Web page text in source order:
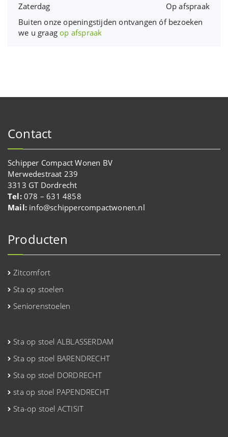
Zaterdag
Op afspraak
Buiten onze openingstijden ontvangen óf bezoeken
we u graagop afspraak
Contact
Schipper Compact Wonen BV
Merwedestraat 239
3313 GT Dordrecht
Tel:078 – 631 4858
Mail: info@schippercompactwonen.nl
Producten
Zitcomfort
Sta op stoelen
Seniorenstoelen
Sta op stoel ALBLASSERDAM
Sta op stoel BARENDRECHT
Sta op stoel DORDRECHT
sta op stoel PAPENDRECHT
Sta-op stoel ACTISIT